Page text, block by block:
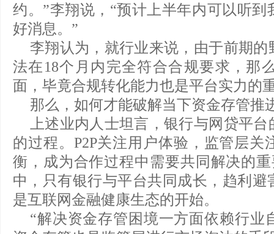
约。”李翔说，“预计上半年内可以听
好消息。”
李翔认为，就行业来说，由于前期
法在18个月内完全符合合规要求，那
面，毕竟合规转化能力也是平台实力的
那么，如何才能破解当下资金存管推
上述业内人士坦言，银行与网贷平
的过程。P2P关注用户体验，监管层关
衡，成为合作过程中需要共同解决的
中，只有银行与平台共同成长，趋利
是互联网金融健康生态的开始。
“解决资金存管困境一方面依赖行业